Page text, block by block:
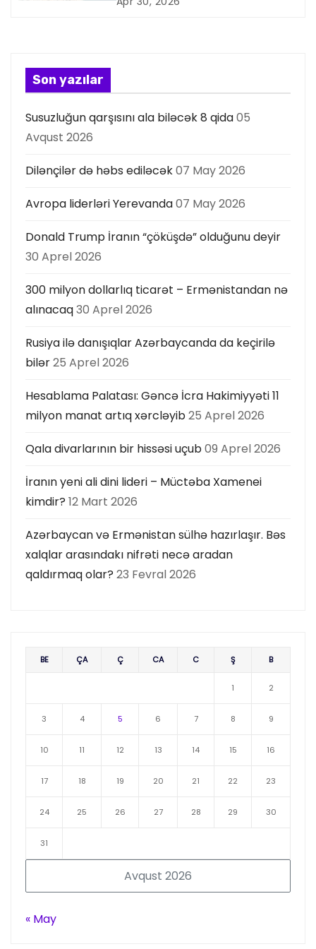
s
ı
Son yazılar
Susuzluğun qarşısını ala biləcək 8 qida05
Avqust 2026
Dilənçilər də həbs ediləcək07 May 2026
Avropa liderləri Yerevanda07 May 2026
Donald Trump İranın “çöküşdə” olduğunu deyir
30 Aprel 2026
300 milyon dollarlıq ticarət – Ermənistandan nə
alınacaq30 Aprel 2026
Rusiya ilə danışıqlar Azərbaycanda da keçirilə
bilər25 Aprel 2026
Hesablama Palatası: Gəncə İcra Hakimiyyəti 11
milyon manat artıq xərcləyib25 Aprel 2026
Qala divarlarının bir hissəsi uçub09 Aprel 2026
İranın yeni ali dini lideri – Müctəba Xamenei
kimdir? 12 Mart 2026
Azərbaycan və Ermənistan sülhə hazırlaşır. Bəs
xalqlar arasındakı nifrəti necə aradan
qaldırmaq olar? 23 Fevral 2026
Avqust 2026
BE ÇA Ç CA C Ş B
1 2
3 4 5 6 7 8 9
10 11 12 13 14 15 16
17 18 19 20 21 22 23
24 25 26 27 28 29 30
31
« May